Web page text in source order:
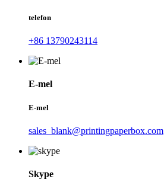
telefon
+86 13790243114
E-mel
E-mel
sales_blank@printingpaperbox.com
Skype